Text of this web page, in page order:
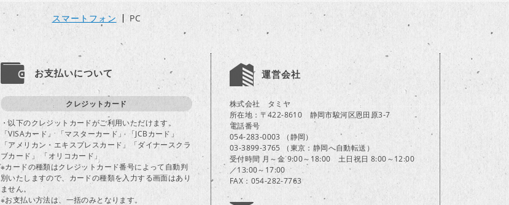
スマートフォン PC
お支払いについて
クレジットカード
・以下のクレジットカードがご利用いただけます。
「VISAカード」 「マスターカード」 「JCBカード」
「アメリカン・エキスプレスカード」「ダイナースクラ
ブカード」 「オリコカード」
※カードの種類はクレジットカード番号によって自動判
別いたしますので、カードの種類を入力する画面はあり
ません。
※お支払い方法は、一括のみとなります。
運営会社
株式会社 タミヤ
所在地：〒422-8610 静岡市駿河区恩田原3-7
電話番号
054-283-0003 （静岡）
03-3899-3765 （東京：静岡へ自動転送）
受付時間 月～金 9:00～18:00 土日祝日 8:00～12:00
／13:00～17:00
FAX：054-282-7763